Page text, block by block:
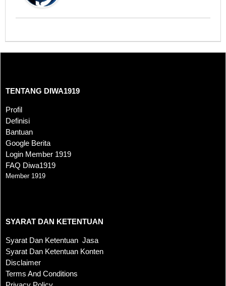
TENTANG DIWA1919
Profil
Definisi
Bantuan
Google Berita
Login Member 1919
FAQ Diwa1919
Member 1919
SYARAT DAN KETENTUAN
Syarat Dan Ketentuan Jasa
Syarat Dan Ketentuan Konten
Disclaimer
Terms And Conditions